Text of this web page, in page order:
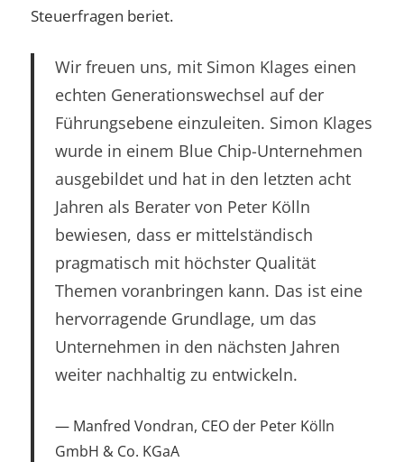
Steuerfragen beriet.
Wir freuen uns, mit Simon Klages einen
echten Generationswechsel auf der
Führungsebene einzuleiten. Simon Klages
wurde in einem Blue Chip-Unternehmen
ausgebildet und hat in den letzten acht
Jahren als Berater von Peter Kölln
bewiesen, dass er mittelständisch
pragmatisch mit höchster Qualität
Themen voranbringen kann. Das ist eine
hervorragende Grundlage, um das
Unternehmen in den nächsten Jahren
weiter nachhaltig zu entwickeln.
Manfred Vondran, CEO der Peter Kölln
GmbH & Co. KGaA